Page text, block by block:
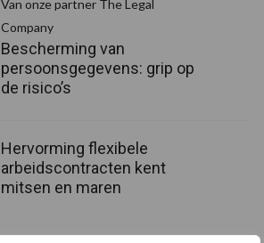
Van onze partner The Legal
Company
Bescherming van
persoonsgegevens: grip op
de risico’s
Hervorming flexibele
arbeidscontracten kent
mitsen en maren